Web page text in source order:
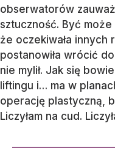
obserwatorów
sztuczność. Być może
że oczekiwała
postanowiła wrócić
nie mylił. Jak się
liftingu i… ma w
operację plastyczną,
Liczyłam na cud.